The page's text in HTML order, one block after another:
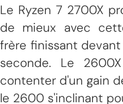
Le Ryzen 7 2700X
de mieux avec
frère finissant
seconde. Le
contenter d'un gain
le 2600 s'inclinant